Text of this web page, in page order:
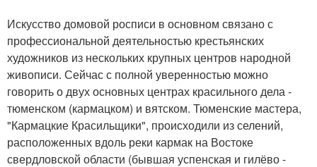
Искусство домовой росписи в основном связано с
профессиональной деятельностью крестьянских
художников из нескольких крупных центров народной
живописи. Сейчас с полной уверенностью можно
говорить о двух основных центрах красильного дела -
тюменском (кармацком) и вятском. Тюменские мастера,
"Кармацкие Красильщики", происходили из селений,
расположенных вдоль реки кармак на Востоке
свердловской области (бывшая успенская и гилёво -